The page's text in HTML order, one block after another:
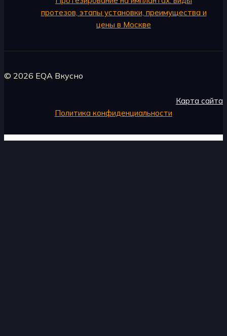
протезов, этапы установки, преимущества и
цены в Москве
© 2026 EQA Вкусно
Карта сайта
Политика конфиденциальности